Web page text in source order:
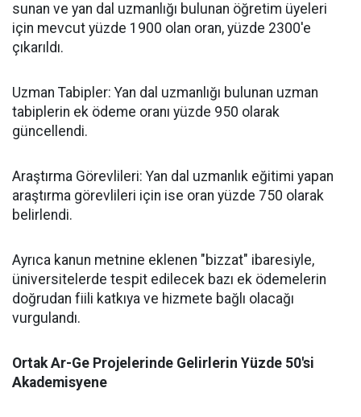
sunan ve yan dal uzmanlığı bulunan öğretim üyeleri
için mevcut yüzde 1900 olan oran, yüzde 2300'e
çıkarıldı.
​Uzman Tabipler: Yan dal uzmanlığı bulunan uzman
tabiplerin ek ödeme oranı yüzde 950 olarak
güncellendi.
​Araştırma Görevlileri: Yan dal uzmanlık eğitimi yapan
araştırma görevlileri için ise oran yüzde 750 olarak
belirlendi.
​Ayrıca kanun metnine eklenen "bizzat" ibaresiyle,
üniversitelerde tespit edilecek bazı ek ödemelerin
doğrudan fiili katkıya ve hizmete bağlı olacağı
vurgulandı.
​Ortak Ar-Ge Projelerinde Gelirlerin Yüzde 50'si
Akademisyene